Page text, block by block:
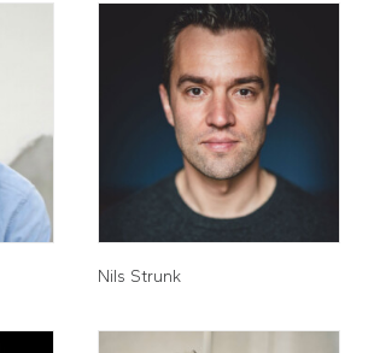
Nils Strunk